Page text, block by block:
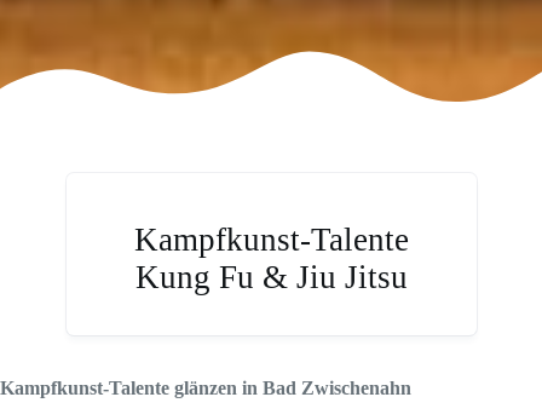
Kampfkunst-Talente
Kung Fu & Jiu Jitsu
Kampfkunst-Talente glänzen in Bad Zwischenahn